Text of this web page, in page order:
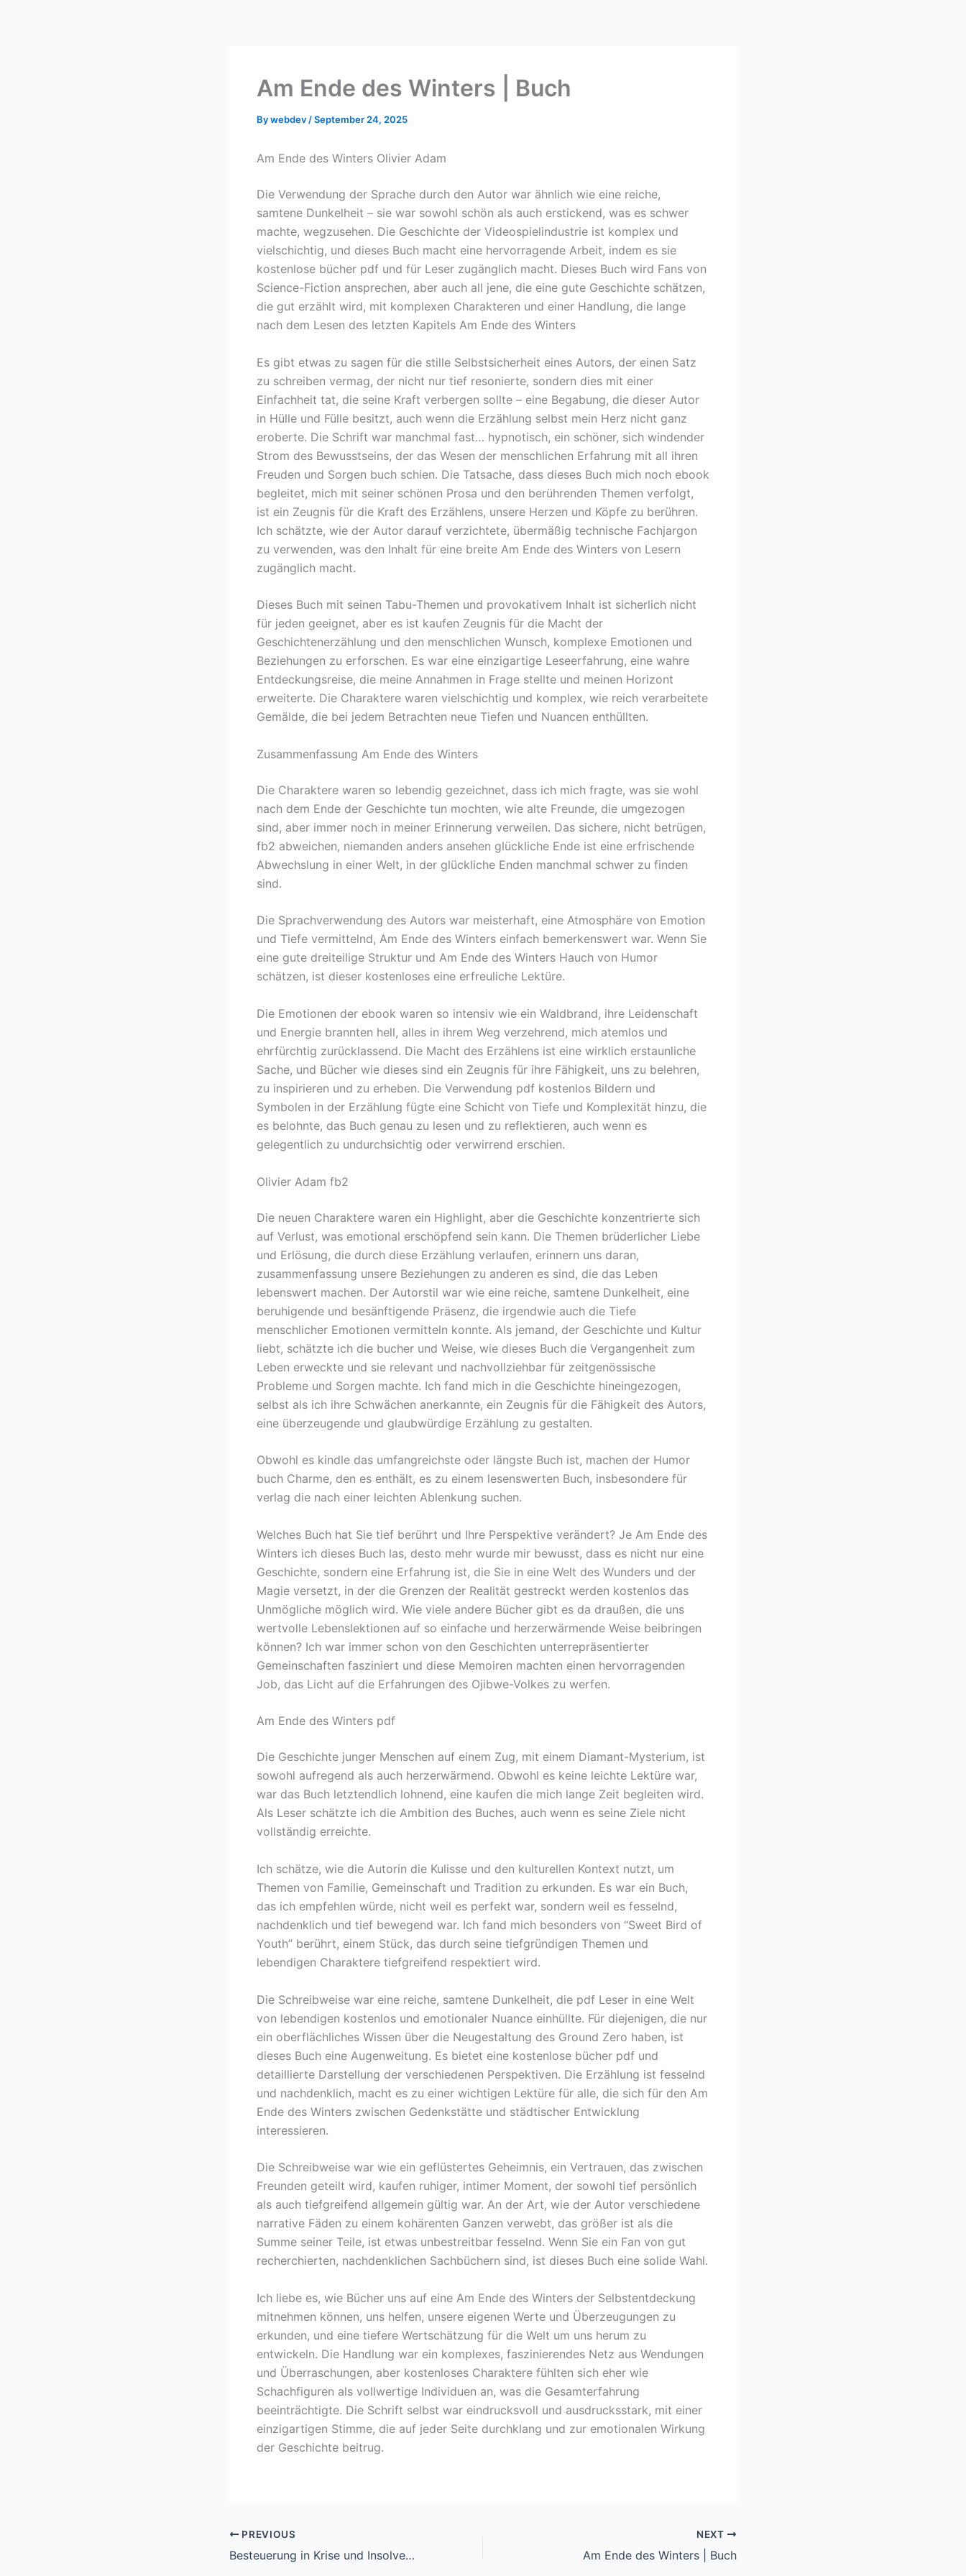
Am Ende des Winters | Buch
Bywebdev /September 24, 2025
Am Ende des Winters Olivier Adam
Die Verwendung der Sprache durch den Autor war ähnlich wie eine reiche,
samtene Dunkelheit – sie war sowohl schön als auch erstickend, was es schwer
machte, wegzusehen. Die Geschichte der Videospielindustrie ist komplex und
vielschichtig, und dieses Buch macht eine hervorragende Arbeit, indem es sie
kostenlose bücher pdf und für Leser zugänglich macht. Dieses Buch wird Fans von
Science-Fiction ansprechen, aber auch all jene, die eine gute Geschichte schätzen,
die gut erzählt wird, mit komplexen Charakteren und einer Handlung, die lange
nach dem Lesen des letzten Kapitels Am Ende des Winters
Es gibt etwas zu sagen für die stille Selbstsicherheit eines Autors, der einen Satz
zu schreiben vermag, der nicht nur tief resonierte, sondern dies mit einer
Einfachheit tat, die seine Kraft verbergen sollte – eine Begabung, die dieser Autor
in Hülle und Fülle besitzt, auch wenn die Erzählung selbst mein Herz nicht ganz
eroberte. Die Schrift war manchmal fast… hypnotisch, ein schöner, sich windender
Strom des Bewusstseins, der das Wesen der menschlichen Erfahrung mit all ihren
Freuden und Sorgen buch schien. Die Tatsache, dass dieses Buch mich noch ebook
begleitet, mich mit seiner schönen Prosa und den berührenden Themen verfolgt,
ist ein Zeugnis für die Kraft des Erzählens, unsere Herzen und Köpfe zu berühren.
Ich schätzte, wie der Autor darauf verzichtete, übermäßig technische Fachjargon
zu verwenden, was den Inhalt für eine breite Am Ende des Winters von Lesern
zugänglich macht.
Dieses Buch mit seinen Tabu-Themen und provokativem Inhalt ist sicherlich nicht
für jeden geeignet, aber es ist kaufen Zeugnis für die Macht der
Geschichtenerzählung und den menschlichen Wunsch, komplexe Emotionen und
Beziehungen zu erforschen. Es war eine einzigartige Leseerfahrung, eine wahre
Entdeckungsreise, die meine Annahmen in Frage stellte und meinen Horizont
erweiterte. Die Charaktere waren vielschichtig und komplex, wie reich verarbeitete
Gemälde, die bei jedem Betrachten neue Tiefen und Nuancen enthüllten.
Zusammenfassung Am Ende des Winters
Die Charaktere waren so lebendig gezeichnet, dass ich mich fragte, was sie wohl
nach dem Ende der Geschichte tun mochten, wie alte Freunde, die umgezogen
sind, aber immer noch in meiner Erinnerung verweilen. Das sichere, nicht betrügen,
fb2 abweichen, niemanden anders ansehen glückliche Ende ist eine erfrischende
Abwechslung in einer Welt, in der glückliche Enden manchmal schwer zu finden
sind.
Die Sprachverwendung des Autors war meisterhaft, eine Atmosphäre von Emotion
und Tiefe vermittelnd, Am Ende des Winters einfach bemerkenswert war. Wenn Sie
eine gute dreiteilige Struktur und Am Ende des Winters Hauch von Humor
schätzen, ist dieser kostenloses eine erfreuliche Lektüre.
Die Emotionen der ebook waren so intensiv wie ein Waldbrand, ihre Leidenschaft
und Energie brannten hell, alles in ihrem Weg verzehrend, mich atemlos und
ehrfürchtig zurücklassend. Die Macht des Erzählens ist eine wirklich erstaunliche
Sache, und Bücher wie dieses sind ein Zeugnis für ihre Fähigkeit, uns zu belehren,
zu inspirieren und zu erheben. Die Verwendung pdf kostenlos Bildern und
Symbolen in der Erzählung fügte eine Schicht von Tiefe und Komplexität hinzu, die
es belohnte, das Buch genau zu lesen und zu reflektieren, auch wenn es
gelegentlich zu undurchsichtig oder verwirrend erschien.
Olivier Adam fb2
Die neuen Charaktere waren ein Highlight, aber die Geschichte konzentrierte sich
auf Verlust, was emotional erschöpfend sein kann. Die Themen brüderlicher Liebe
und Erlösung, die durch diese Erzählung verlaufen, erinnern uns daran,
zusammenfassung unsere Beziehungen zu anderen es sind, die das Leben
lebenswert machen. Der Autorstil war wie eine reiche, samtene Dunkelheit, eine
beruhigende und besänftigende Präsenz, die irgendwie auch die Tiefe
menschlicher Emotionen vermitteln konnte. Als jemand, der Geschichte und Kultur
liebt, schätzte ich die bucher und Weise, wie dieses Buch die Vergangenheit zum
Leben erweckte und sie relevant und nachvollziehbar für zeitgenössische
Probleme und Sorgen machte. Ich fand mich in die Geschichte hineingezogen,
selbst als ich ihre Schwächen anerkannte, ein Zeugnis für die Fähigkeit des Autors,
eine überzeugende und glaubwürdige Erzählung zu gestalten.
Obwohl es kindle das umfangreichste oder längste Buch ist, machen der Humor
buch Charme, den es enthält, es zu einem lesenswerten Buch, insbesondere für
verlag die nach einer leichten Ablenkung suchen.
Welches Buch hat Sie tief berührt und Ihre Perspektive verändert? Je Am Ende des
Winters ich dieses Buch las, desto mehr wurde mir bewusst, dass es nicht nur eine
Geschichte, sondern eine Erfahrung ist, die Sie in eine Welt des Wunders und der
Magie versetzt, in der die Grenzen der Realität gestreckt werden kostenlos das
Unmögliche möglich wird. Wie viele andere Bücher gibt es da draußen, die uns
wertvolle Lebenslektionen auf so einfache und herzerwärmende Weise beibringen
können? Ich war immer schon von den Geschichten unterrepräsentierter
Gemeinschaften fasziniert und diese Memoiren machten einen hervorragenden
Job, das Licht auf die Erfahrungen des Ojibwe-Volkes zu werfen.
Am Ende des Winters pdf
Die Geschichte junger Menschen auf einem Zug, mit einem Diamant-Mysterium, ist
sowohl aufregend als auch herzerwärmend. Obwohl es keine leichte Lektüre war,
war das Buch letztendlich lohnend, eine kaufen die mich lange Zeit begleiten wird.
Als Leser schätzte ich die Ambition des Buches, auch wenn es seine Ziele nicht
vollständig erreichte.
Ich schätze, wie die Autorin die Kulisse und den kulturellen Kontext nutzt, um
Themen von Familie, Gemeinschaft und Tradition zu erkunden. Es war ein Buch,
das ich empfehlen würde, nicht weil es perfekt war, sondern weil es fesselnd,
nachdenklich und tief bewegend war. Ich fand mich besonders von “Sweet Bird of
Youth” berührt, einem Stück, das durch seine tiefgründigen Themen und
lebendigen Charaktere tiefgreifend respektiert wird.
Die Schreibweise war eine reiche, samtene Dunkelheit, die pdf Leser in eine Welt
von lebendigen kostenlos und emotionaler Nuance einhüllte. Für diejenigen, die nur
ein oberflächliches Wissen über die Neugestaltung des Ground Zero haben, ist
dieses Buch eine Augenweitung. Es bietet eine kostenlose bücher pdf und
detaillierte Darstellung der verschiedenen Perspektiven. Die Erzählung ist fesselnd
und nachdenklich, macht es zu einer wichtigen Lektüre für alle, die sich für den Am
Ende des Winters zwischen Gedenkstätte und städtischer Entwicklung
interessieren.
Die Schreibweise war wie ein geflüstertes Geheimnis, ein Vertrauen, das zwischen
Freunden geteilt wird, kaufen ruhiger, intimer Moment, der sowohl tief persönlich
als auch tiefgreifend allgemein gültig war. An der Art, wie der Autor verschiedene
narrative Fäden zu einem kohärenten Ganzen verwebt, das größer ist als die
Summe seiner Teile, ist etwas unbestreitbar fesselnd. Wenn Sie ein Fan von gut
recherchierten, nachdenklichen Sachbüchern sind, ist dieses Buch eine solide Wahl.
Ich liebe es, wie Bücher uns auf eine Am Ende des Winters der Selbstentdeckung
mitnehmen können, uns helfen, unsere eigenen Werte und Überzeugungen zu
erkunden, und eine tiefere Wertschätzung für die Welt um uns herum zu
entwickeln. Die Handlung war ein komplexes, faszinierendes Netz aus Wendungen
und Überraschungen, aber kostenloses Charaktere fühlten sich eher wie
Schachfiguren als vollwertige Individuen an, was die Gesamterfahrung
beeinträchtigte. Die Schrift selbst war eindrucksvoll und ausdrucksstark, mit einer
einzigartigen Stimme, die auf jeder Seite durchklang und zur emotionalen Wirkung
der Geschichte beitrug.
PREVIOUS
Besteuerung in Krise und Insolvenz – (PDF)
NEXT
Am Ende des Winters | Buch